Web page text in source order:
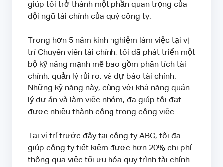
giúp tôi trở thành một phần quan trọng của
đội ngũ tài chính của quý công ty.
Trong hơn 5 năm kinh nghiệm làm việc tại vị
trí Chuyên viên tài chính, tôi đã phát triển một
bộ kỹ năng mạnh mẽ bao gồm phân tích tài
chính, quản lý rủi ro, và dự báo tài chính.
Những kỹ năng này, cùng với khả năng quản
lý dự án và làm việc nhóm, đã giúp tôi đạt
được nhiều thành công trong công việc.
Tại vị trí trước đây tại công ty ABC, tôi đã
giúp công ty tiết kiệm được hơn 20% chi phí
thông qua việc tối ưu hóa quy trình tài chính